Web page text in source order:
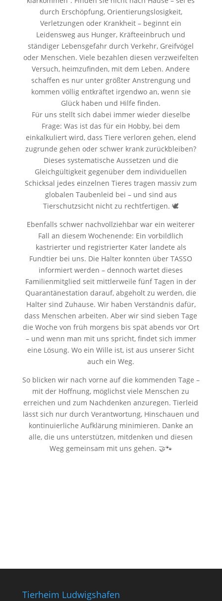
durch Erschöpfung, Orientierungslosigkeit,
Verletzungen oder Krankheit – beginnt ein
Leidensweg aus Hunger, Kräfteeinbruch und
ständiger Lebensgefahr durch Verkehr, Greifvögel
oder Menschen. Viele bezahlen diesen verzweifelten
Versuch, heimzufinden, mit dem Leben. Andere
schaffen es nur unter größter Anstrengung und
kommen völlig entkräftet irgendwo an, wenn sie
Glück haben und Hilfe finden.
Für uns stellt sich dabei immer wieder dieselbe
Frage: Was ist das für ein Hobby, bei dem
einkalkuliert wird, dass Tiere verloren gehen, elend
zugrunde gehen oder schwer krank zurückbleiben?
Dieses systematische Aussetzen und die
Gleichgültigkeit gegenüber dem individuellen
Schicksal jedes einzelnen Tieres tragen massiv zum
globalen Taubenleid bei – und sind aus
Tierschutzsicht nicht zu rechtfertigen. 🕊️
Ebenfalls schwer nachvollziehbar war ein weiterer
Fall an diesem Wochenende: Ein vorbildlich
kastrierter und registrierter Kater landete als
Fundtier bei uns. Die Halter konnten über TASSO
informiert werden – dennoch wartet dieses
Familienmitglied seit mittlerweile fünf Tagen in der
Quarantänestation darauf, abgeholt zu werden, die
Halter sind Zuhause. Wir haben Verständnis dafür,
dass Menschen arbeiten. Aber wir sind sieben Tage
die Woche von früh morgens bis spät abends vor Ort
– und wenn man mit uns spricht, findet sich immer
eine Lösung. Wo ein Wille ist, ist aus unserer Sicht
auch ein Weg.
So blicken wir nach vorne auf die kommenden Tage –
mit der Hoffnung, möglichst viele Menschen zu
erreichen und zum Nachdenken anzuregen. Tierleid
lässt sich nur durch Verantwortung, Hinschauen und
kontinuierliche Aufklärung minimieren. Danke an
alle, die uns unterstützen, mitdenken und diesen
Weg gemeinsam mit uns gehen. 🤝🐾
Tierheim Ludwigshafen